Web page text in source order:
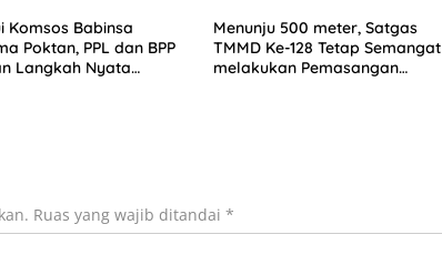
Komsos Babinsa
Poktan, PPL dan BPP
Langkah Nyata
Menunju 500 meter, Satgas
TMMD Ke-128 Tetap Semangat
melakukan Pemasangan
Ruas yang wajib ditandai *